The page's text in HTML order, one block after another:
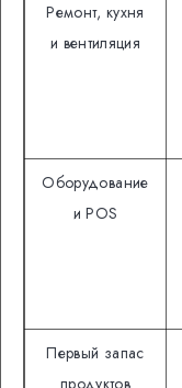
Ремонт, кухня
и вентиляция
Оборудование
и POS
Первый запас